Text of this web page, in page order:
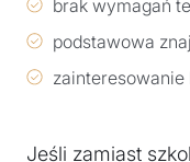
brak wymagań
podstawowa
zainteresowanie
Jeśli zamiast